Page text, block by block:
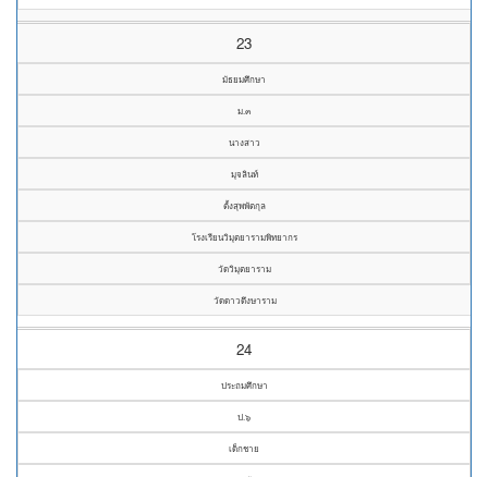
23
มัธยมศึกษา
ม.๓
นางสาว
มุจลินท์
ตั้งสุพพัตกุล
โรงเรียนวิมุตยารามพิทยากร
วัดวิมุตยาราม
วัดดาวดึงษาราม
24
ประถมศึกษา
ป.๖
เด็กชาย